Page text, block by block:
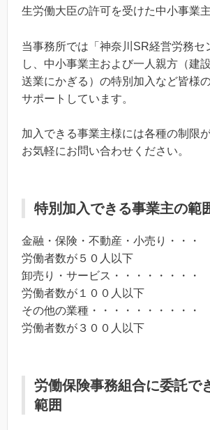
生労働大臣の許可を受けた中小事業
当事務所では「神奈川SR経営労務セ
し、中小事業主および一人親方（建
送業にかぎる）の特別加入など皆様
サポートしています。
加入できる事業主様には各種の制限
お気軽にお問い合わせください。
特別加入できる事業主の範
金融・保険・不動産・小売り・・
労働者数が５０人以下
卸売り・サービス・・・・・・・
労働者数が１００人以下
その他の業種・・・・・・・・・
労働者数が３００人以下
労働保険事務組合に委託で
範囲